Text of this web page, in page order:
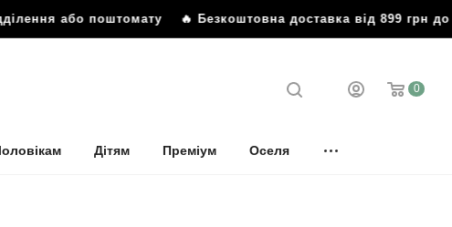
або поштомату🔥 Безкоштовна доставка від 899 грн до
0
Дітям Преміум Оселя